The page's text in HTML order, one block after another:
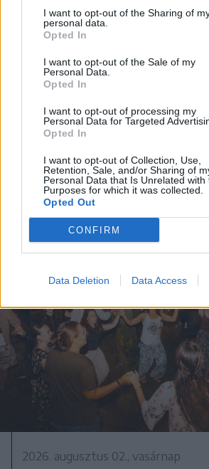
I want to opt-out of the Sharing of
personal data.
Opted In
I want to opt-out of the Sale of my
Personal Data.
Opted In
I want to opt-out of processing my
Personal Data for Targeted
Opted In
I want to opt-out of Collection, Use,
Retention, Sale, and/or Sharing of
Personal Data that Is Unrelated with
Purposes for which it was collected.
Opted Out
CONFIRM
Data Deletion Data Access
2026. augusztus 03., hétfő
Vízszünetre kell
Gyergyószentmiklós
2026. augusztus 02., vasárnap